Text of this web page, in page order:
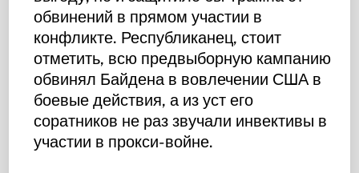
обвинений в прямом участии в
конфликте. Республиканец, стоит
отметить, всю предвыборную кампанию
обвинял Байдена в вовлечении США в
боевые действия, а из уст его
соратников не раз звучали инвективы в
участии в прокси-войне.